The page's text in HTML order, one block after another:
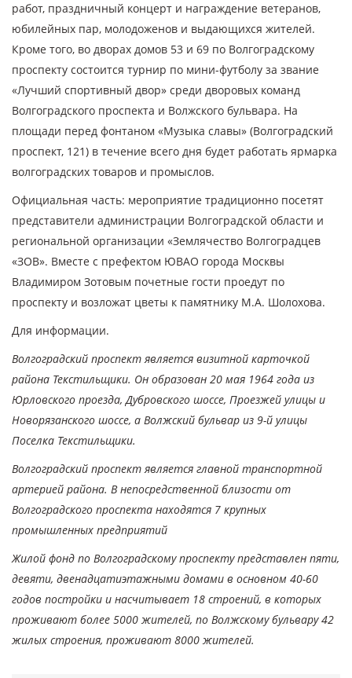
работ, праздничный концерт и награждение ветеранов,
юбилейных пар, молодоженов и выдающихся жителей.
Кроме того, во дворах домов 53 и 69 по Волгоградскому
проспекту состоится турнир по мини-футболу за звание
«Лучший спортивный двор» среди дворовых команд
Волгоградского проспекта и Волжского бульвара. На
площади перед фонтаном «Музыка славы» (Волгоградский
проспект, 121) в течение всего дня будет работать ярмарка
волгоградских товаров и промыслов.
Официальная часть: мероприятие традиционно посетят
представители администрации Волгоградской области и
региональной организации «Землячество Волгоградцев
«ЗОВ». Вместе с префектом ЮВАО города Москвы
Владимиром Зотовым почетные гости проедут по
проспекту и возложат цветы к памятнику М.А. Шолохова.
Для информации.
Волгоградский проспект является визитной карточкой
района Текстильщики. Он образован 20 мая 1964 года из
Юрловского проезда, Дубровского шоссе, Проезжей улицы и
Новорязанского шоссе, а Волжский бульвар из 9-й улицы
Поселка Текстильщики.
Волгоградский проспект является главной транспортной
артерией района. В непосредственной близости от
Волгоградского проспекта находятся 7 крупных
промышленных предприятий
Жилой фонд по Волгоградскому проспекту представлен пяти,
девяти, двенадцатиэтажными домами в основном 40-60
годов постройки и насчитывает 18 строений, в которых
проживают более 5000 жителей, по Волжскому бульвару 42
жилых строения, проживают 8000 жителей.